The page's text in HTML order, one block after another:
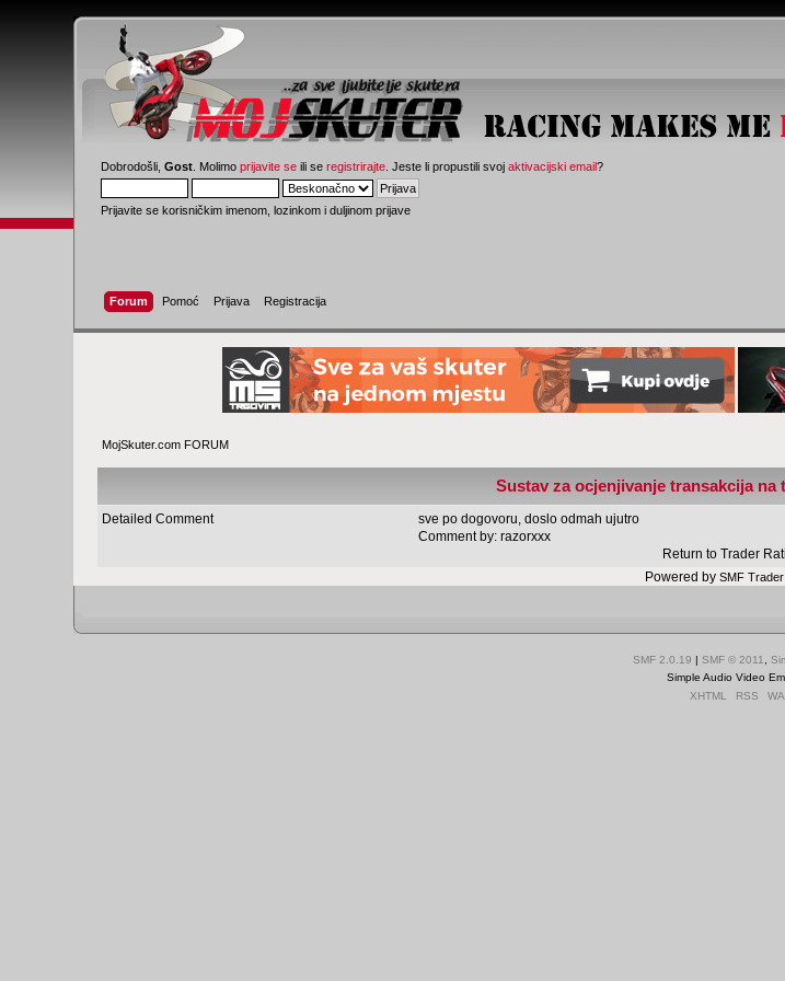
Dobrodošli,Gost . Molimoprijavite se ili seregistrirajte . Jeste li propustili svojaktivacijski email?
Prijavite se korisničkim imenom, lozinkom i duljinom prijave
Forum Pomoć Prijava Registracija
MojSkuter.com FORUM
Sustav za ocjenjivanje transakcija na
Detailed Comment
sve po dogovoru, doslo odmah ujutro
Comment by: razorxxx
Return to Trader
Powered by SMF
SMF 2.0.19 | SMF © 2011
Simple Audio Video
XHTML
RSS